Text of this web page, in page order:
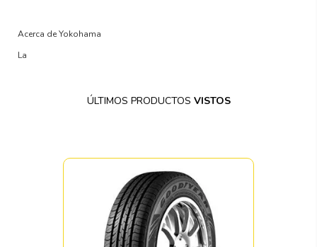
Acerca de Yokohama
La
ÚLTIMOS PRODUCTOS VISTOS